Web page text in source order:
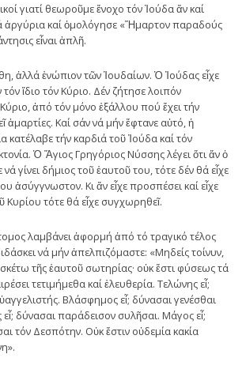
γιατί θεωροῦμε ἔνοχο τόν Ἰούδα ἄν καί
ἀργύρια καί ὁμολόγησε «Ἥμαρτον παραδούς
εἶναι ἁπλῆ.
ἀλλά ἐνώπιον τῶν Ἰουδαίων. Ὁ Ἰούδας εἶχε
ἴδιο τόν Κύριο. Δέν ζήτησε λοιπόν
ἀπό τόν μόνο ἐξάλλου πού ἔχει τήν
Καί σάν νά μήν ἔφτανε αὐτό, ἡ
κατέλαβε τήν καρδιά τοῦ Ἰούδα καί τόν
Ὁ Ἅγιος Γρηγόριος Νύσσης λέγει ὅτι ἄν ὁ
γίνει δήμιος τοῦ ἑαυτοῦ του, τότε δέν θά εἶχε
ἀσύγγνωστον. Κι ἄν εἶχε προσπέσει καί εἶχε
Κυρίου τότε θά εἶχε συγχωρηθεῖ.
λαμβάνει ἀφορμή ἀπό τό τραγικό τέλος
νά μήν ἀπελπιζόμαστε: «Μηδείς τοίνυν,
τῆς ἑαυτοῦ σωτηρίας· οὐκ ἔστι φύσεως τά
τετιμήμεθα καί ἐλευθερία. Τελώνης εἶ;
Βλάσφημος εἶ; δύνασαι γενέσθαι
δύνασαι παράδεισον συλῆσαι. Μάγος εἶ;
τόν Δεσπότην. Οὐκ ἔστιν οὐδεμία κακία